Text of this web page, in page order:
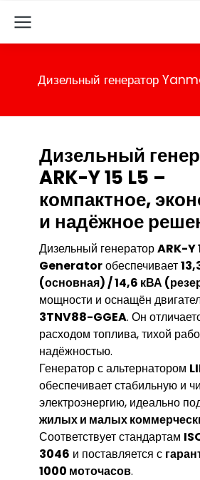
Дизельный генератор
Дизельный
ARK-Y 15 L5 –
компактное,
и надёжное
Дизельный генераторARK-Y
Generatorобеспечивает
(основная) / 14,6 кВА
мощности и оснащён
3TNV88-GGEA. Он
расходом топлива, тихой
надёжностью.
Генератор с альтернатором
обеспечивает стабильную и
электроэнергию, идеально
жилых и малых
Соответствует стандартам
3046 и поставляется с
1000 моточасов.